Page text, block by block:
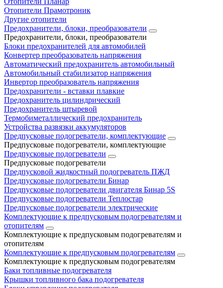
Отопители Прамотроник
Другие отопители
Предохранители, блоки, преобразователи
Предохранители, блоки, преобразователи
Блоки предохранителей для автомобилей
Конвертер преобразователь напряжения
Автоматический предохранитель автомобильный
Автомобильный стабилизатор напряжения
Инвертор преобразователь напряжения
Предохранители - вставки плавкие
Предохранитель цилиндрический
Предохранитель штыревой
Термобиметаллический предохранитель
Устройства развязки аккумуляторов
Предпусковые подогреватели, комплектующие
Предпусковые подогреватели, комплектующие
Предпусковые подогреватели
Предпусковые подогреватели
Предпусковой жидкостный подогреватель ПЖД
Предпусковые подогреватели Бинар
Предпусковые подогреватели двигателя Бинар 5S
Предпусковые подогреватели Теплостар
Предпусковые подогреватели электрические
Комплектующие к предпусковым подогревателям и
отопителям
Комплектующие к предпусковым подогревателям и
отопителям
Комплектующие к предпусковым подогревателям
Комплектующие к предпусковым подогревателям
Баки топливные подогревателя
Крышки топливного бака подогревателя